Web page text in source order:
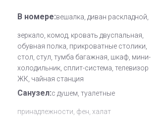
В номере:вешалка, диван раскладной,
зеркало, комод, кровать двуспальная,
обувная полка, прикроватные столики,
стол, стул, тумба багажная, шкаф, мини-
холодильник, сплит-система, телевизор
ЖК, чайная станция
Санузел:с душем, туалетные
принадлежности, фен, халат